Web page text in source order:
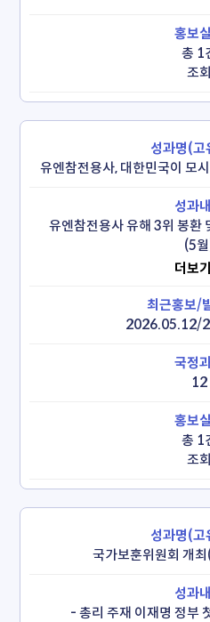
총 1
조회
유엔참전용사, 대한민국이
유엔참전용사 유해 3위 봉환
(5
- 네덜란드 참전용사 故야프
-  프랑스 참전용사 故자크 그
영접식(5.26) 및
더보
2026.05.12/
12
총 1
조회
국가보훈위원회 개
- 총리 주재 이재명 정부